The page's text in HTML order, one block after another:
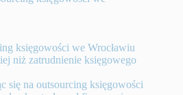
księgowości we Wrocławiu
niż zatrudnienie księgowego
się na outsourcing księgowości